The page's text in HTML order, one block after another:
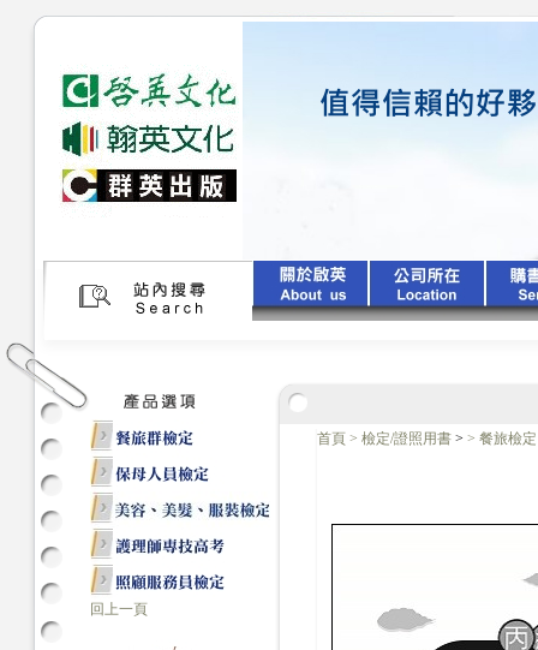
回上一頁
首頁 > 檢定/證照用書 > > 餐旅檢定